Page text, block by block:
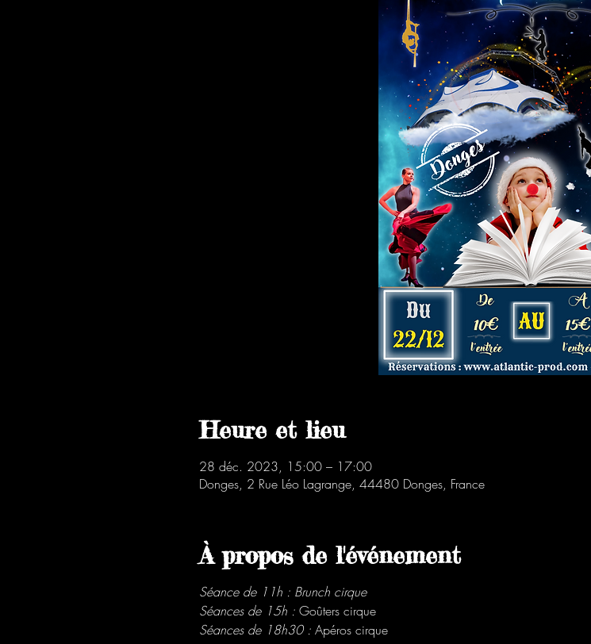
Heure et lieu
28 déc. 2023, 15:00 – 17:00
Donges, 2 Rue Léo Lagrange, 44480 Donges, France
À propos de l'événement
Séance de 11h : Brunch cirque
Séances de 15h : Goûters cirque
Séances de 18h30 :Apéros cirque